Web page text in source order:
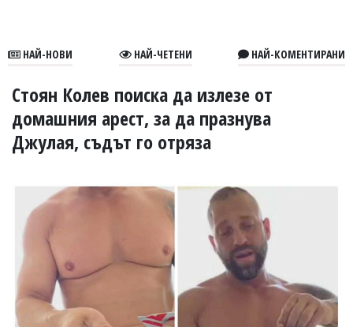
В
УКРАЙНА
СПОРТ
РАЗСЛЕДВАНЕ
Управители:
Веселин
Василев,
email:
v.vasilev@flagman.bg
Катя
НАЙ-НОВИ НАЙ-ЧЕТЕНИ НАЙ-КОМЕНТИРАНИ
Стоян Колев поиска да излезе от
домашния арест, за да празнува
Джулая, съдът го отряза